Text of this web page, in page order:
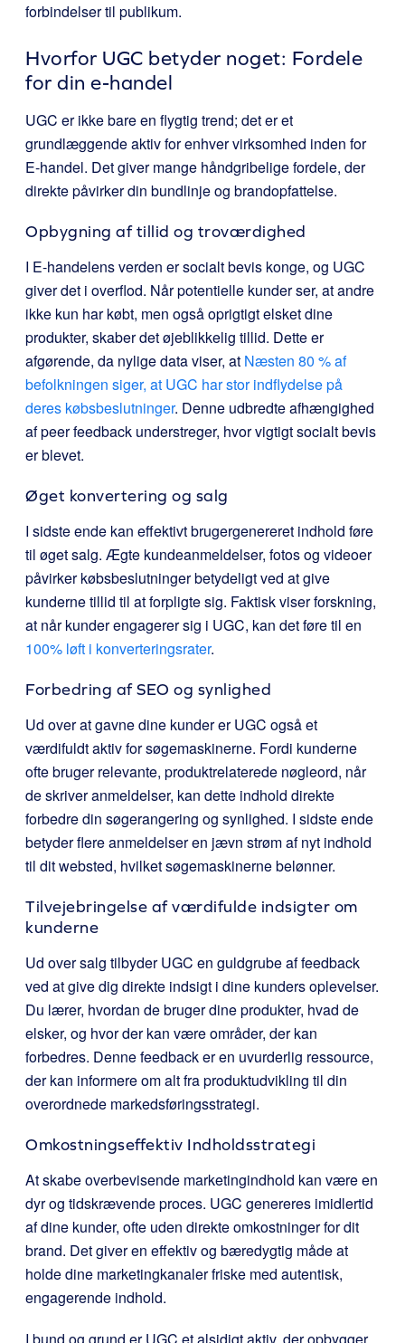
forbindelser til publikum.
Hvorfor UGC betyder noget: Fordele
for din e-handel
UGC er ikke bare en flygtig trend; det er et
grundlæggende aktiv for enhver virksomhed inden for
E-handel. Det giver mange håndgribelige fordele, der
direkte påvirker din bundlinje og brandopfattelse.
Opbygning af tillid og troværdighed
I E-handelens verden er socialt bevis konge, og UGC
giver det i overflod. Når potentielle kunder ser, at andre
ikke kun har købt, men også oprigtigt elsket dine
produkter, skaber det øjeblikkelig tillid. Dette er
afgørende, da nylige data viser, at Næsten 80 % af
befolkningen siger, at UGC har stor indflydelse på
deres købsbeslutninger. Denne udbredte afhængighed
af peer feedback understreger, hvor vigtigt socialt bevis
er blevet.
Øget konvertering og salg
I sidste ende kan effektivt brugergenereret indhold føre
til øget salg. Ægte kundeanmeldelser, fotos og videoer
påvirker købsbeslutninger betydeligt ved at give
kunderne tillid til at forpligte sig. Faktisk viser forskning,
at når kunder engagerer sig i UGC, kan det føre til en
100% løft i konverteringsrater.
Forbedring af SEO og synlighed
Ud over at gavne dine kunder er UGC også et
værdifuldt aktiv for søgemaskinerne. Fordi kunderne
ofte bruger relevante, produktrelaterede nøgleord, når
de skriver anmeldelser, kan dette indhold direkte
forbedre din søgerangering og synlighed. I sidste ende
betyder flere anmeldelser en jævn strøm af nyt indhold
til dit websted, hvilket søgemaskinerne belønner.
Tilvejebringelse af værdifulde indsigter om
kunderne
Ud over salg tilbyder UGC en guldgrube af feedback
ved at give dig direkte indsigt i dine kunders oplevelser.
Du lærer, hvordan de bruger dine produkter, hvad de
elsker, og hvor der kan være områder, der kan
forbedres. Denne feedback er en uvurderlig ressource,
der kan informere om alt fra produktudvikling til din
overordnede markedsføringsstrategi.
Omkostningseffektiv Indholdsstrategi
At skabe overbevisende marketingindhold kan være en
dyr og tidskrævende proces. UGC genereres imidlertid
af dine kunder, ofte uden direkte omkostninger for dit
brand. Det giver en effektiv og bæredygtig måde at
holde dine marketingkanaler friske med autentisk,
engagerende indhold.